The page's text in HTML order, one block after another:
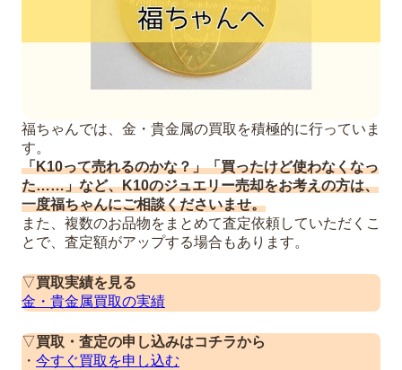
福ちゃんでは、金・貴金属の買取を積極的に行っていま
す。
「K10って売れるのかな？」「買ったけど使わなくなっ
た……」など、K10のジュエリー売却をお考えの方は、
一度福ちゃんにご相談くださいませ。
また、複数のお品物をまとめて査定依頼していただくこ
とで、査定額がアップする場合もあります。
▽買取実績を見る
金・貴金属買取の実績
▽買取・査定の申し込みはコチラから
・ 今すぐ買取を申し込む